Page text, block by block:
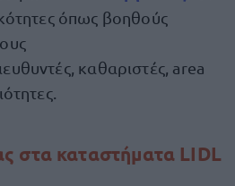
όπως βοηθούς
καθαριστές, area
στα καταστήματα LIDL